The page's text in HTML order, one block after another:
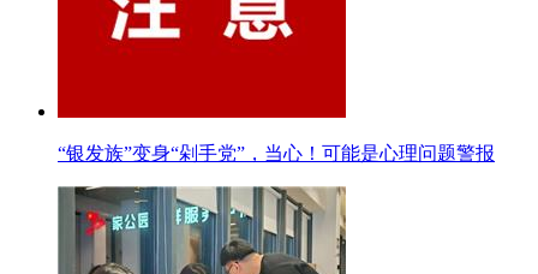
“银发族”变身“剁手党”，当心！可能是心理问题警报